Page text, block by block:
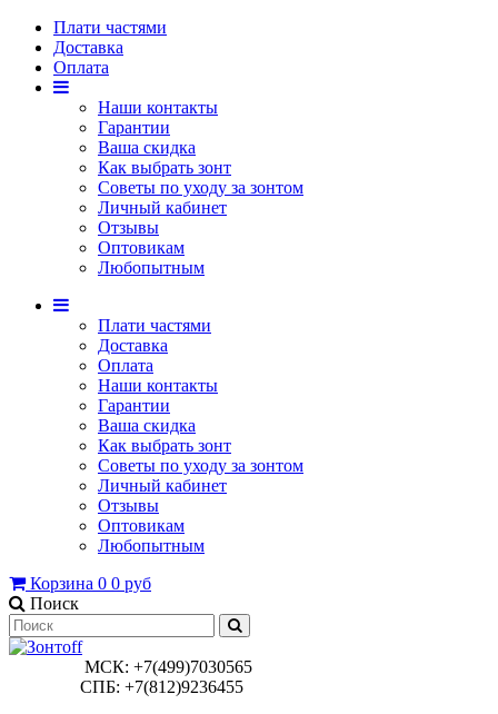
Плати частями
Доставка
Оплата
Наши контакты
Гарантии
Ваша скидка
Как выбрать зонт
Советы по уходу за зонтом
Личный кабинет
Отзывы
Оптовикам
Любопытным
Плати частями
Доставка
Оплата
Наши контакты
Гарантии
Ваша скидка
Как выбрать зонт
Советы по уходу за зонтом
Личный кабинет
Отзывы
Оптовикам
Любопытным
Корзина 0 0 руб
Поиск
МСК: +7(499)7030565
СПБ: +7(812)9236455